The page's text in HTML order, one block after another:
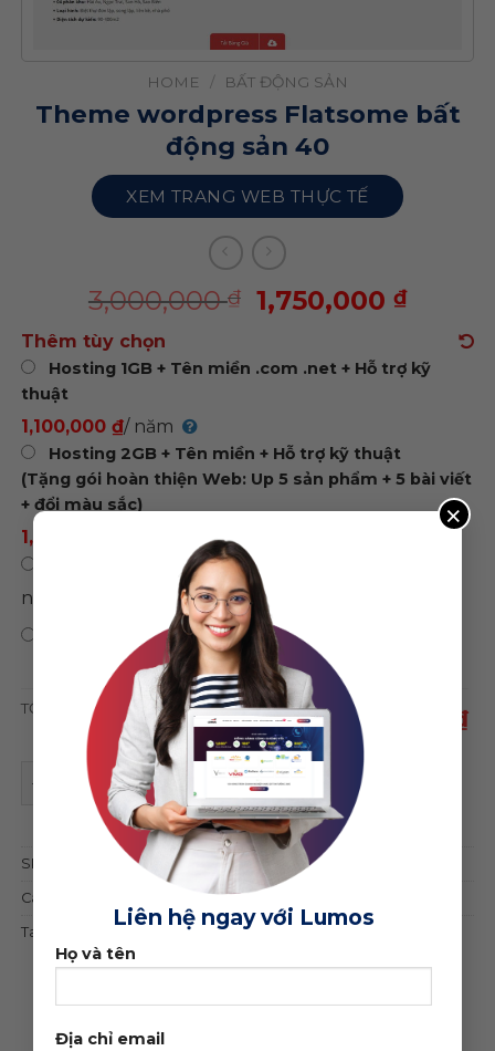
Liên hệ ngay với Lumos
Họ và tên
Địa chỉ email
×
HOME / BẤT ĐỘNG SẢN
Theme wordpress Flatsome bất
động sản 40
XEM TRANG WEB THỰC TẾ
3,000,000₫ 1,750,000₫
Thêm tùy chọn
Hosting 1GB + Tên miền .com .net + Hỗ trợ kỹ
thuật
1,100,000 ₫/ năm
Hosting 2GB + Tên miền + Hỗ trợ kỹ thuật
(Tặng gói hoàn thiện Web: Up 5 sản phẩm + 5 bài viết
+ đổi màu sắc)
1,500,000 ₫
Chỉ mua theme, không sử dụng hosting
năm
Bảo hành trọn đời web 0 ₫
TỔNG CỘNG 1,750,000 ₫
Theme wordpress Flatsome bất động sản 40 quantity
ĐẶT MUA GIAO DIỆN
SKU:
Category:
Tags: landing page landing page bất động sản